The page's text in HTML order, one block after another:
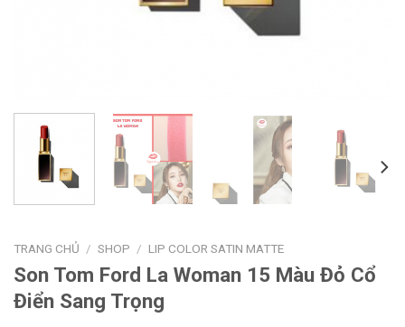
TRANG CHỦ / SHOP / LIP COLOR SATIN MATTE
Son Tom Ford La Woman 15 Màu Đỏ Cổ
Điển Sang Trọng